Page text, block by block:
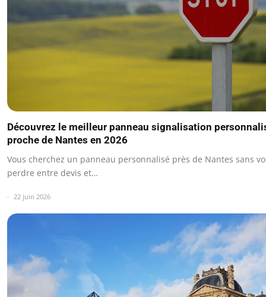
Découvrez le meilleur panneau signalisation
proche de Nantes en 2026
Vous cherchez un panneau personnalisé près de Nantes sans
perdre entre devis et…
22 juin 2026